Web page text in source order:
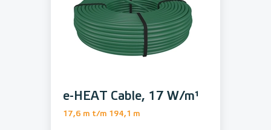
e-HEAT Cable, 17 W/m¹
17,6 m t/m 194,1 m